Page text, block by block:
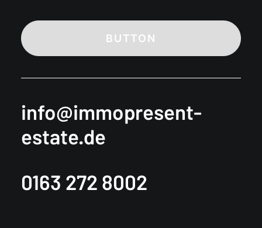
BUTTON
info@immopresent-
estate.de
0163 272 8002